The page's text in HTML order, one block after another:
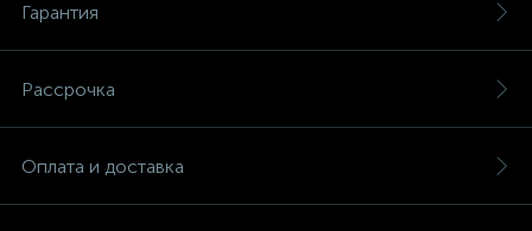
Гарантия
Рассрочка
Оплата и доставка